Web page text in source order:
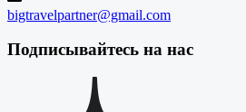
bigtravelpartner@gmail.com
Подписывайтесь на нас